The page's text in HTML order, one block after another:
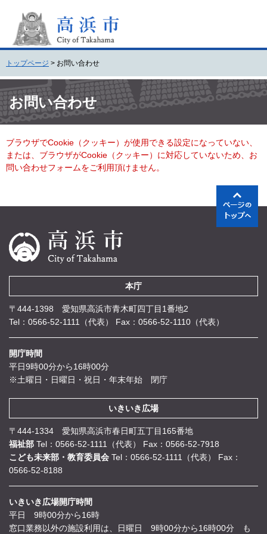
頭
で
す
。
飛
ば
し
て
本
へ
トップページ > お問い合わせ
文 お問い合わせ
ブラウザでCookie（クッキー）が使用できる設定になっていない、
または、ブラウザがCookie（クッキー）に対応していないため、お
問い合わせフォームをご利用頂けません。
本庁
〒444-1398 愛知県高浜市青木町四丁目1番地2
Tel：0566-52-1111（代表）
Fax：0566-52-1110（代表）
開庁時間
平日9時00分から16時00分
※土曜日・日曜日・祝日・年末年始 閉庁
いきいき広場
〒444-1334 愛知県高浜市春日町五丁目165番地
福祉部 Tel：0566-52-1111（代表）
Fax：0566-52-7918
こども未来部・教育委員会 Tel：0566-52-1111（代表）
Fax：
0566-52-8188
いきいき広場開庁時間
平日 9時00分から16時
窓口業務以外の施設利用は、日曜日 9時00分から16時00分 も